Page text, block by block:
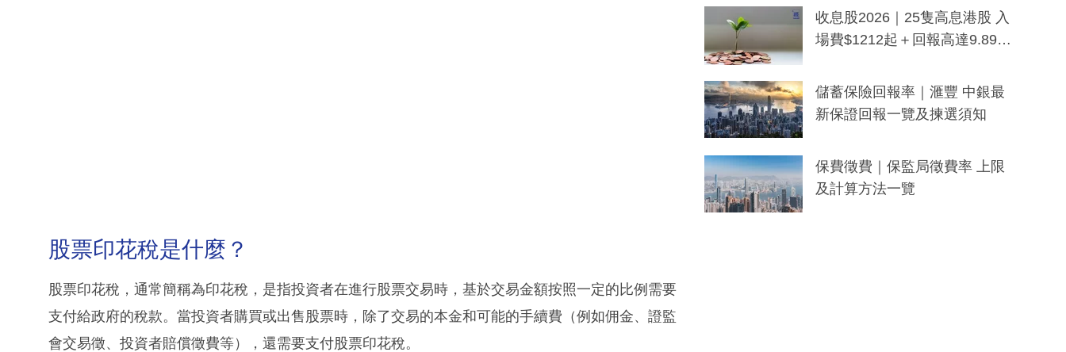
股票印花稅是什麼？
股票印花稅，通常簡稱為印花稅，是指投資者在進行股票交易時，基於交易金額按照一定的比例需要
支付給政府的稅款。當投資者購買或出售股票時，除了交易的本金和可能的手續費（例如佣金、證監
會交易徵、投資者賠償徵費等），還需要支付股票印花稅。
y及香港限定特調系列
收息股2026｜25隻高息港股 入
場費$1212起＋回報高達9.89
儲蓄保險回報率｜滙豐 中銀最
新保證回報一覽及揀選須知
保費徵費｜保監局徵費率 上限
及計算方法一覽